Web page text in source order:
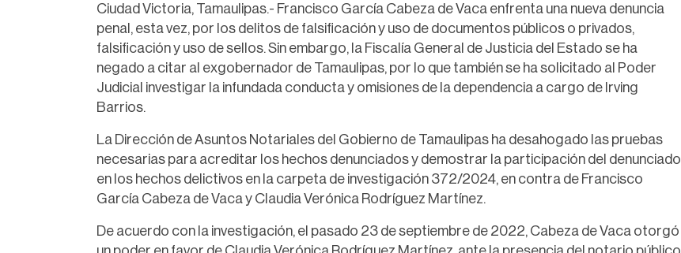
Ciudad Victoria, Tamaulipas.- Francisco García Cabeza de Vaca enfrenta una nueva denuncia
penal, esta vez, por los delitos de falsificación y uso de documentos públicos o privados,
falsificación y uso de sellos. Sin embargo, la Fiscalía General de Justicia del Estado se ha
negado a citar al exgobernador de Tamaulipas, por lo que también se ha solicitado al Poder
Judicial investigar la infundada conducta y omisiones de la dependencia a cargo de Irving
Barrios.
La Dirección de Asuntos Notariales del Gobierno de Tamaulipas ha desahogado las pruebas
necesarias para acreditar los hechos denunciados y demostrar la participación del denunciado
en los hechos delictivos en la carpeta de investigación 372/2024, en contra de Francisco
García Cabeza de Vaca y Claudia Verónica Rodríguez Martínez.
De acuerdo con la investigación, el pasado 23 de septiembre de 2022, Cabeza de Vaca otorgó